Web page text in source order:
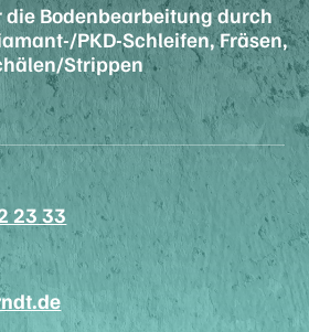
die Bodenbearbeitung durch
PKD-Schleifen, Fräsen,
Strippen
23 33